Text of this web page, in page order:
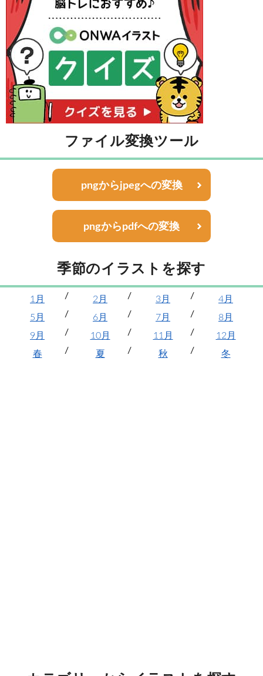
ファイル変換ツール
pngからjpegへの変換
pngからpdfへの変換
季節のイラストを探す
1月 2月 3月
4月
5月
6月 7月
8月
9月
10月 11月
12月
春
夏 秋 冬